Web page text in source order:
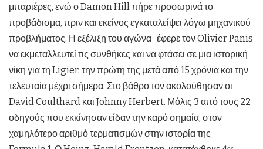
μπαριέρες, ενώ ο Damon Hill πήρε προσωρινά το
προβάδισμα, πριν και εκείνος εγκαταλείψει λόγω μηχανικού
προβλήματος. Η εξέλιξη του αγώνα έφερε τον Olivier Panis
να εκμεταλλευτεί τις συνθήκες και να φτάσει σε μια ιστορική
νίκη για τη Ligier, την πρώτη της μετά από 15 χρόνια και την
τελευταία μέχρι σήμερα. Στο βάθρο τον ακολούθησαν οι
David Coulthard και Johnny Herbert. Μόλις 3 από τους 22
οδηγούς που εκκίνησαν είδαν την καρό σημαία, στον
χαμηλότερο αριθμό τερματισμών στην ιστορία της